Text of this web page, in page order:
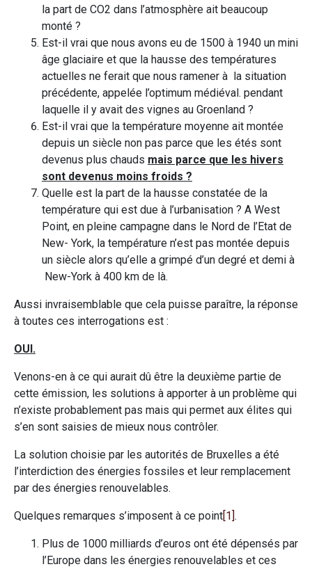
la part de CO2 dans l’atmosphère ait beaucoup
monté ?
Est-il vrai que nous avons eu de 1500 à 1940 un mini
âge glaciaire et que la hausse des températures
actuelles ne ferait que nous ramener à la situation
précédente, appelée l’optimum médiéval. pendant
laquelle il y avait des vignes au Groenland ?
Est-il vrai que la température moyenne ait montée
depuis un siècle non pas parce que les étés sont
devenus plus chauds mais parce que les hivers
sont devenus moins froids ?
Quelle est la part de la hausse constatée de la
température qui est due à l’urbanisation ? A West
Point, en pleine campagne dans le Nord de l’Etat de
New- York, la température n’est pas montée depuis
un siècle alors qu’elle a grimpé d’un degré et demi à
New-York à 400 km de là.
Aussi invraisemblable que cela puisse paraître, la réponse
à toutes ces interrogations est :
OUI.
Venons-en à ce qui aurait dû être la deuxième partie de
cette émission, les solutions à apporter à un problème qui
n’existe probablement pas mais qui permet aux élites qui
s’en sont saisies de mieux nous contrôler.
La solution choisie par les autorités de Bruxelles a été
l’interdiction des énergies fossiles et leur remplacement
par des énergies renouvelables.
Quelques remarques s’imposent à ce point[1].
Plus de 1000 milliards d’euros ont été dépensés par
l’Europe dans les énergies renouvelables et ces